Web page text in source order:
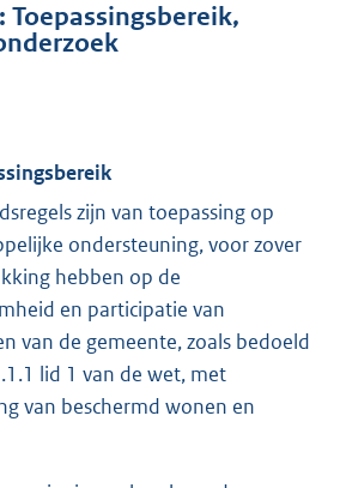
Toepassingsbereik,
zijn van toepassing op
ondersteuning, voor zover
hebben op de
en participatie van
van de gemeente, zoals bedoeld
lid 1 van de wet, met
van beschermd wonen en